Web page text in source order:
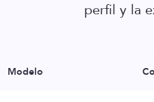
perfil y la
Modelo